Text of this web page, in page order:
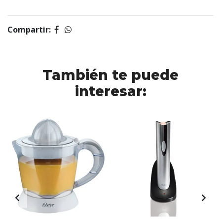
Compartir:
También te puede
interesar: